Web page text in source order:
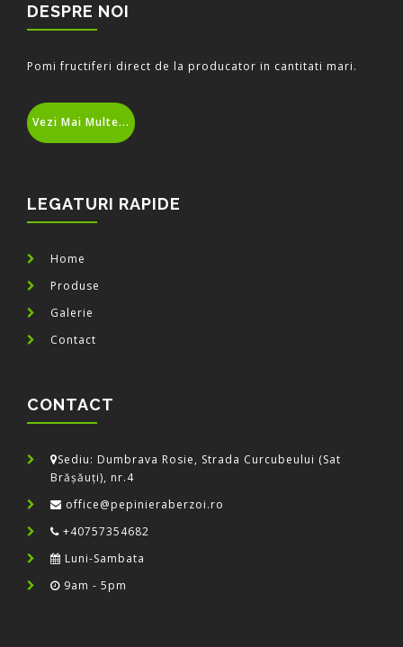
DESPRE NOI
Pomi fructiferi direct de la producator in cantitati mari.
Vezi Mai Multe...
LEGATURI RAPIDE
Home
Produse
Galerie
Contact
CONTACT
Sediu: Dumbrava Rosie, Strada Curcubeului (Sat
Brășăuți), nr.4
office@pepinieraberzoi.ro
+40757354682
Luni-Sambata
9am - 5pm